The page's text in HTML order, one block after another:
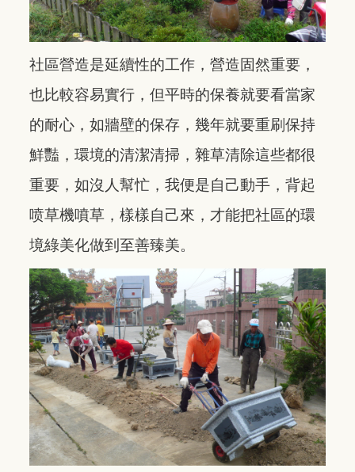
社區營造是延續性的工作，營造固然重要，
也比較容易實行，但平時的保養就要看當家
的耐心，如牆壁的保存，幾年就要重刷保持
鮮豔，環境的清潔清掃，雜草清除這些都很
重要，如沒人幫忙，我便是自己動手，背起
喷草機噴草，樣樣自己來，才能把社區的環
境綠美化做到至善臻美。